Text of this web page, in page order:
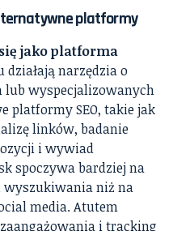
platformy
jako platforma
działają narzędzia o
lub wyspecjalizowanych
platformy SEO, takie jak
linków, badanie
i wywiad
spoczywa bardziej na
wyszukiwania niż na
media. Atutem
i tracking